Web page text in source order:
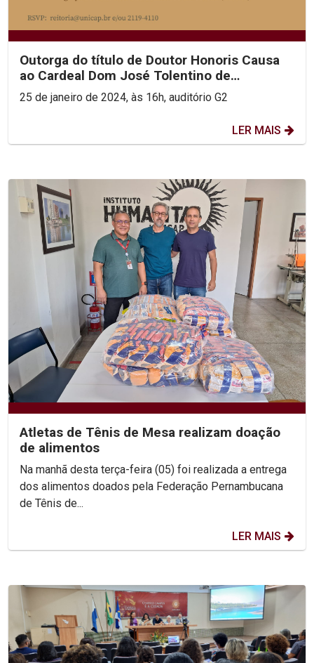
Outorga do título de Doutor Honoris Causa
ao Cardeal Dom José Tolentino de
Mendonça
25 de janeiro de 2024, às 16h, auditório G2
LER MAIS
Atletas de Tênis de Mesa realizam doação
de alimentos
Na manhã desta terça-feira (05) foi realizada a entrega
dos alimentos doados pela Federação Pernambucana
de Tênis de...
LER MAIS